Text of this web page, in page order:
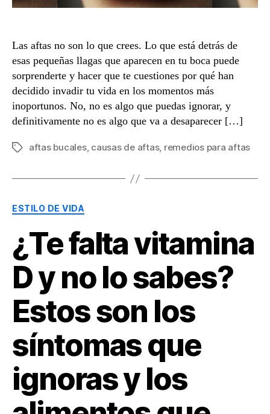
Las aftas no son lo que crees. Lo que está detrás de
esas pequeñas llagas que aparecen en tu boca puede
sorprenderte y hacer que te cuestiones por qué han
decidido invadir tu vida en los momentos más
inoportunos. No, no es algo que puedas ignorar, y
definitivamente no es algo que va a desaparecer […]
Etiquetas
aftas bucales, causas de aftas, remedios para aftas
ESTILO DE VIDA
¿Te falta vitamina
D y no lo sabes?
Estos son los
síntomas que
ignoras y los